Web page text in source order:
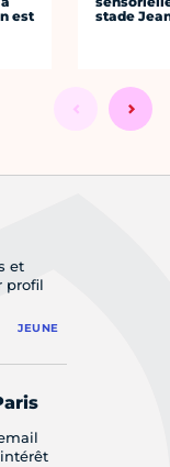
est
stade
et
profil
JEUNE